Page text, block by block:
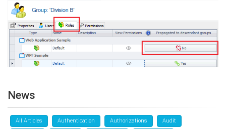
News
All Articles Authentication Authorizations Audit